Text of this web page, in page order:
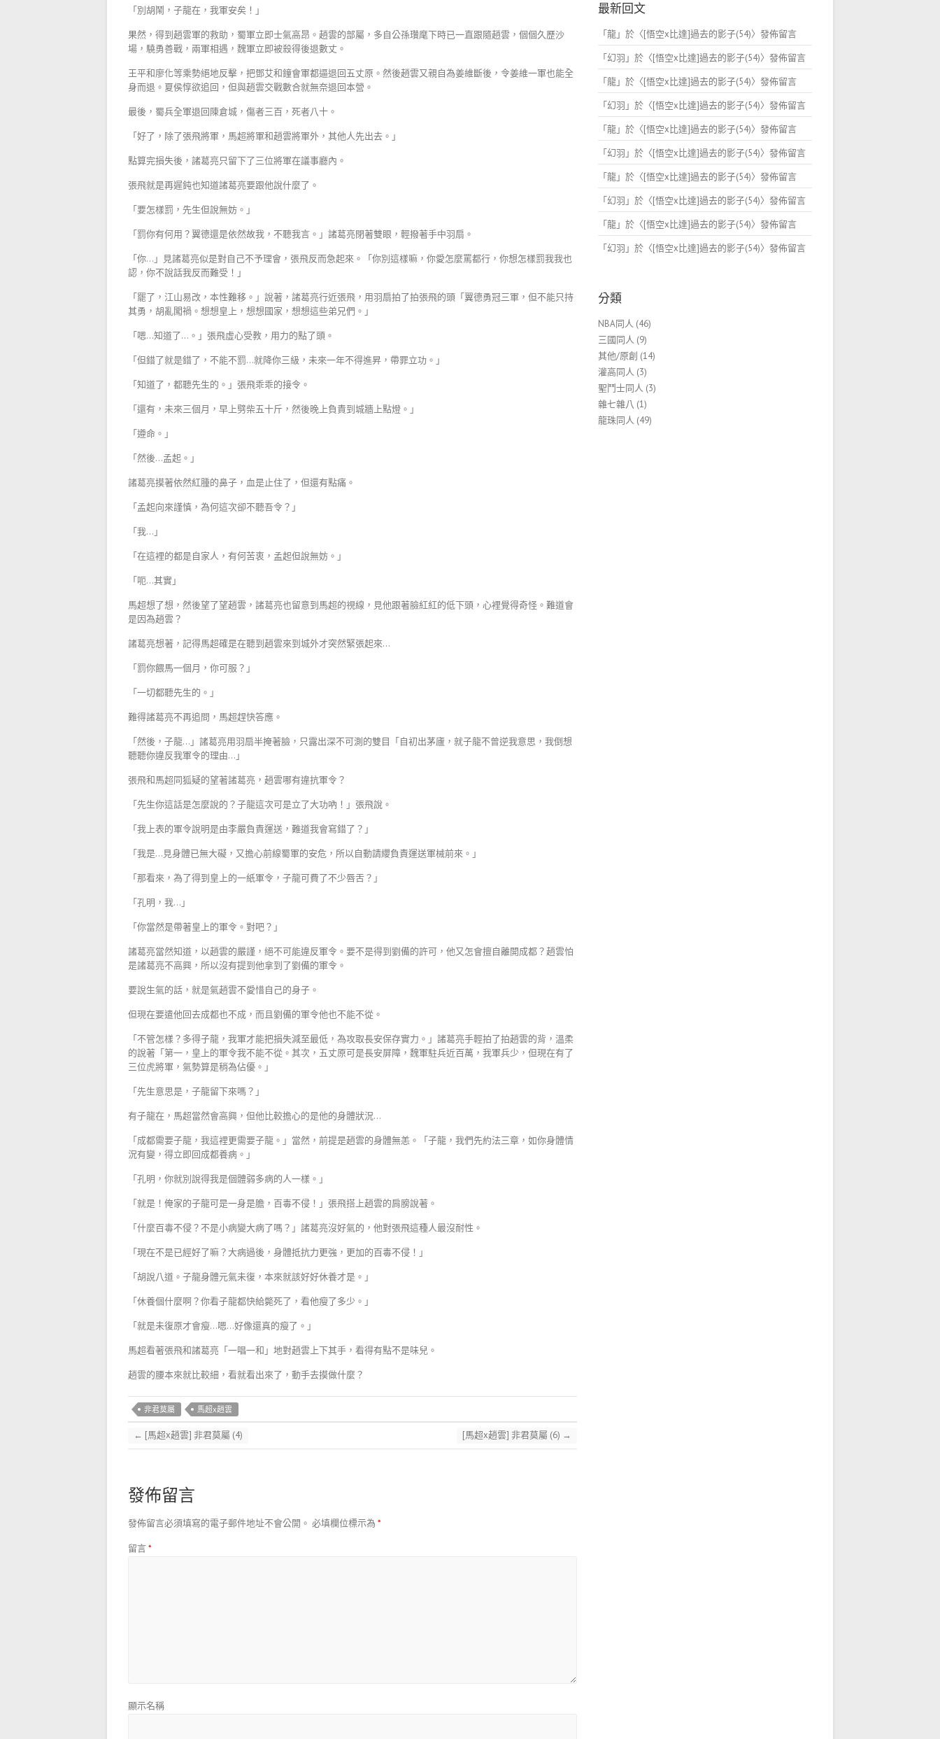
「別胡鬧，子龍在，我軍安矣！」
果然，得到趙雲軍的救助，蜀軍立即士氣高昂。趙雲的部屬，多自公孫瓚麾下時已一直跟隨趙雲，個個久歷沙
場，驍勇善戰，兩軍相遇，魏軍立即被殺得後退數丈。
王平和廖化等乘勢絕地反擊，把鄧艾和鐘會軍都逼退回五丈原。然後趙雲又親自為姜維斷後，令姜維一軍也能全
身而退。夏侯惇欲追回，但與趙雲交戰數合就無奈退回本營。
最後，蜀兵全軍退回陳倉城，傷者三百，死者八十。
「好了，除了張飛將軍，馬超將軍和趙雲將軍外，其他人先出去。」
點算完損失後，諸葛亮只留下了三位將軍在議事廳內。
張飛就是再遲鈍也知道諸葛亮要跟他說什麼了。
「要怎樣罰，先生但說無妨。」
「罰你有何用？翼德還是依然故我，不聽我言。」諸葛亮閉著雙眼，輕撥著手中羽扇。
「你…」見諸葛亮似是對自己不予理會，張飛反而急起來。「你別這樣嘛，你愛怎麼罵都行，你想怎樣罰我我也
認，你不說話我反而難受！」
「罷了，江山易改，本性難移。」說著，諸葛亮行近張飛，用羽扇拍了拍張飛的頭「翼德勇冠三軍，但不能只持
其勇，胡亂闖禍。想想皇上，想想國家，想想這些弟兄們。」
「嗯…知道了…。」張飛虛心受教，用力的點了頭。
「但錯了就是錯了，不能不罰…就降你三級，未來一年不得進昇，帶罪立功。」
「知道了，都聽先生的。」張飛乖乖的接令。
「還有，未來三個月，早上劈柴五十斤，然後晚上負責到城牆上點燈。」
「遵命。」
「然後…孟起。」
諸葛亮摸著依然紅腫的鼻子，血是止住了，但還有點痛。
「孟起向來謹慎，為何這次卻不聽吾令？」
「我…」
「在這裡的都是自家人，有何苦衷，孟起但說無妨。」
「呃…其實」
馬超想了想，然後望了望趙雲，諸葛亮也留意到馬超的視線，見他跟著臉紅紅的低下頭，心裡覺得奇怪。難道會
是因為趙雲？
諸葛亮想著，記得馬超確是在聽到趙雲來到城外才突然緊張起來…
「罰你餵馬一個月，你可服？」
「一切都聽先生的。」
難得諸葛亮不再追問，馬超趕快答應。
「然後，子龍…」諸葛亮用羽扇半掩著臉，只露出深不可測的雙目「自初出茅廬，就子龍不曾逆我意思，我倒想
聽聽你違反我軍令的理由…」
張飛和馬超同狐疑的望著諸葛亮，趙雲哪有違抗軍令？
「先生你這話是怎麼說的？子龍這次可是立了大功吶！」張飛說。
「我上表的軍令說明是由李嚴負責運送，難道我會寫錯了？」
「我是…見身體已無大礙，又擔心前線蜀軍的安危，所以自動請纓負責運送軍械前來。」
「那看來，為了得到皇上的一紙軍令，子龍可費了不少唇舌？」
「孔明，我…」
「你當然是帶著皇上的軍令。對吧？」
諸葛亮當然知道，以趙雲的嚴謹，絕不可能違反軍令。要不是得到劉備的許可，他又怎會擅自離開成都？趙雲怕
是諸葛亮不高興，所以沒有提到他拿到了劉備的軍令。
要說生氣的話，就是氣趙雲不愛惜自己的身子。
但現在要遣他回去成都也不成，而且劉備的軍令他也不能不從。
「不管怎樣？多得子龍，我軍才能把損失減至最低，為攻取長安保存實力。」諸葛亮手輕拍了拍趙雲的背，溫柔
的說著「第一，皇上的軍令我不能不從。其次，五丈原可是長安屏障，魏軍駐兵近百萬，我軍兵少，但現在有了
三位虎將軍，氣勢算是稍為佔優。」
「先生意思是，子龍留下來嗎？」
有子龍在，馬超當然會高興，但他比較擔心的是他的身體狀況…
「成都需要子龍，我這裡更需要子龍。」當然，前提是趙雲的身體無恙。「子龍，我們先約法三章，如你身體情
況有變，得立即回成都養病。」
「孔明，你就別說得我是個體弱多病的人一樣。」
「就是！俺家的子龍可是一身是膽，百毒不侵！」張飛搭上趙雲的肩膀說著。
「什麼百毒不侵？不是小病變大病了嗎？」諸葛亮沒好氣的，他對張飛這種人最沒耐性。
「現在不是已經好了嘛？大病過後，身體抵抗力更強，更加的百毒不侵！」
「胡說八道。子龍身體元氣未復，本來就該好好休養才是。」
「休養個什麼啊？你看子龍都快給斃死了，看他瘦了多少。」
「就是未復原才會瘦…嗯…好像還真的瘦了。」
馬超看著張飛和諸葛亮「一唱一和」地對趙雲上下其手，看得有點不是味兒。
趙雲的腰本來就比較細，看就看出來了，動手去摸做什麼？
非君莫屬 馬超x趙雲
← [馬超x趙雲] 非君莫屬 (4) [馬超x趙雲] 非君莫屬 (6) →
發佈留言
發佈留言必須填寫的電子郵件地址不會公開。 必填欄位標示為 *
留言*
顯示名稱
最新回文
「龍」於〈[悟空x比達]過去的影子(54)〉發佈留言
「幻羽 」於〈[悟空x比達]過去的影子(54)〉發佈留言
「龍」於〈[悟空x比達]過去的影子(54)〉發佈留言
「幻羽 」於〈[悟空x比達]過去的影子(54)〉發佈留言
「龍」於〈[悟空x比達]過去的影子(54)〉發佈留言
「幻羽 」於〈[悟空x比達]過去的影子(54)〉發佈留言
「龍」於〈[悟空x比達]過去的影子(54)〉發佈留言
「幻羽 」於〈[悟空x比達]過去的影子(54)〉發佈留言
「龍」於〈[悟空x比達]過去的影子(54)〉發佈留言
「幻羽 」於〈[悟空x比達]過去的影子(54)〉發佈留言
分類
NBA同人 (46)
三國同人 (9)
其他/原創 (14)
灌高同人 (3)
聖鬥士同人 (3)
雜七雜八 (1)
龍珠同人 (49)